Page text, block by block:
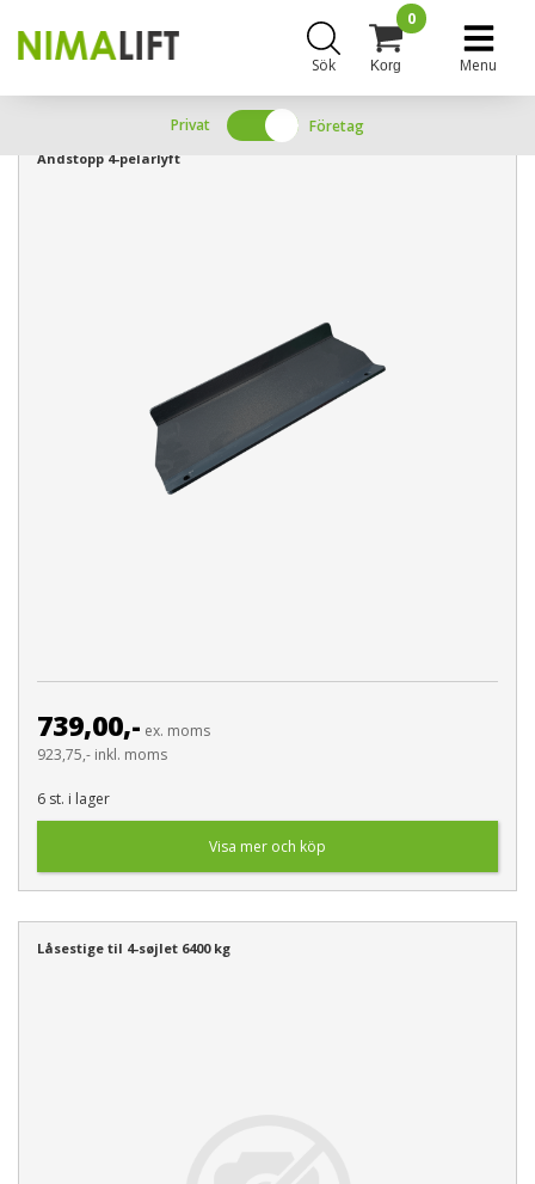
Sök Korg
0
Menu
Privat Företag
Ändstopp 4-pelarlyft
739,00,- ex. moms
923,75,- inkl. moms
6 st. i lager
Visa mer och köp
Låsestige til 4-søjlet 6400 kg